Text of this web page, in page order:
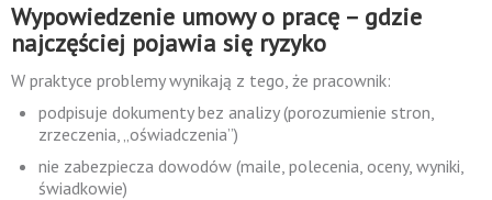
Wypowiedzenie umowy o pracę – gdzie
najczęściej pojawia się ryzyko
W praktyce problemy wynikają z tego, że pracownik:
podpisuje dokumenty bez analizy (porozumienie stron,
zrzeczenia, „oświadczenia”)
nie zabezpiecza dowodów (maile, polecenia, oceny, wyniki,
świadkowie)